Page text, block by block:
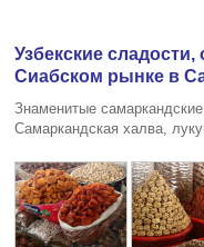
Узбекские
Сиабском рынке в
Знаменитые
Самаркандская халва,